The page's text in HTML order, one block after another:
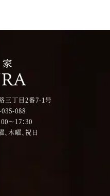
三丁目2番7-1号
088
～17：30
木曜、祝日